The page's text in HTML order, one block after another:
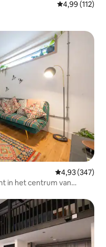
Gemiddelde
4,99 (112)
Gemiddelde
4,93 (347)
in het centrum van